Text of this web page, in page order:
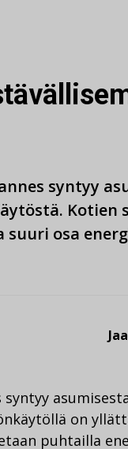
syntyy
Kotien
osa
on
puhtailla